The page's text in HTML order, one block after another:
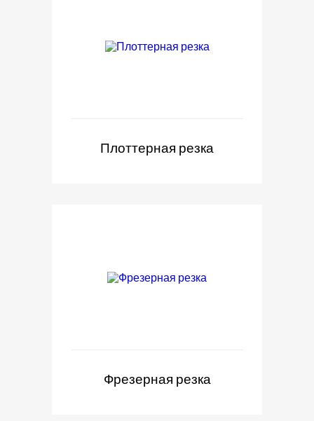
Плоттерная резка
Фрезерная резка